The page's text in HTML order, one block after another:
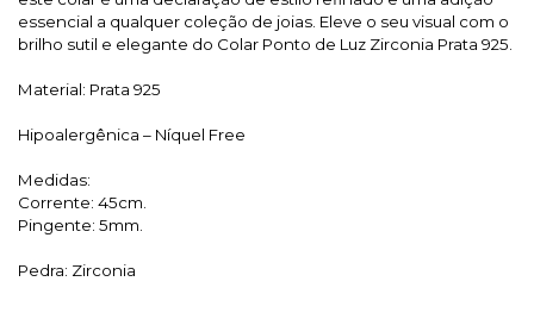
essencial a qualquer coleção de joias. Eleve o seu visual com o
brilho sutil e elegante do Colar Ponto de Luz Zirconia Prata 925.
Material: Prata 925
Hipoalergênica – Níquel Free
Medidas:
Corrente: 45cm.
Pingente: 5mm.
Pedra: Zirconia